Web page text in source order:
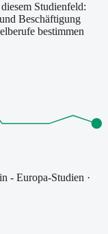
Studienfeld:
Beschäftigung
bestimmen
- Europa-Studien ·